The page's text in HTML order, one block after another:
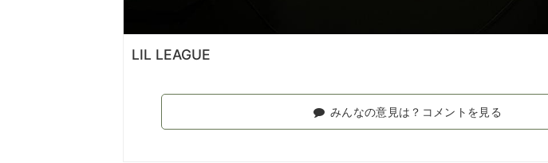
LIL LEAGUE
みんなの意見は？コメントを見る